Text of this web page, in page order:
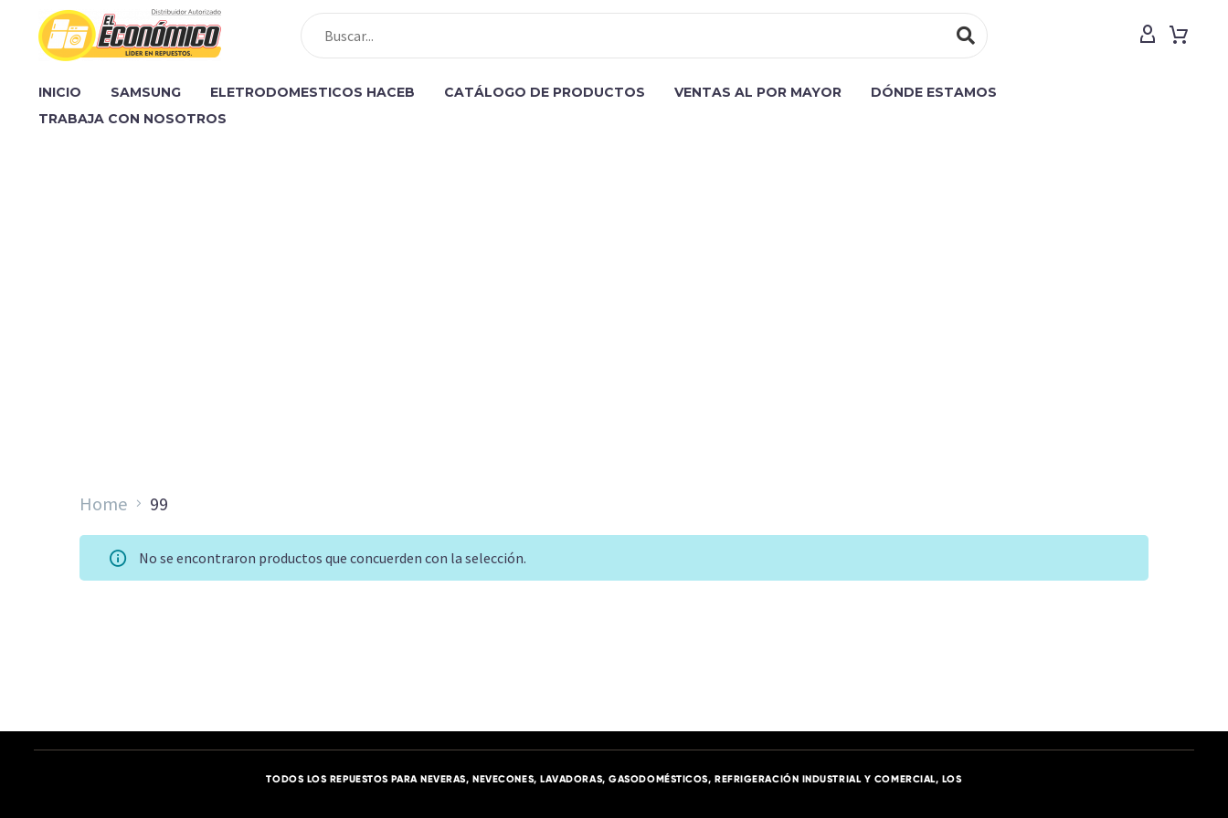
INICIO SAMSUNG ELETRODOMESTICOS HACEB CATÁLOGO DE PRODUCTOS VENTAS AL POR MAYOR
DÓNDE ESTAMOS
TRABAJA CON NOSOTROS
Home 99
No se encontraron productos que concuerden con la selección.
TODOS LOS REPUESTOS PARA NEVERAS, NEVECONES, LAVADORAS, GASODOMÉSTICOS, REFRIGERACIÓN INDUSTRIAL Y COMERCIAL, LOS